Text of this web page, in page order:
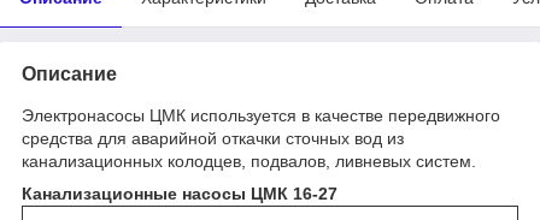
Описание
Электронасосы ЦМК используется в качестве передвижного
средства для аварийной откачки сточных вод из
канализационных колодцев, подвалов, ливневых систем.
Канализационные насосы ЦМК 16-27